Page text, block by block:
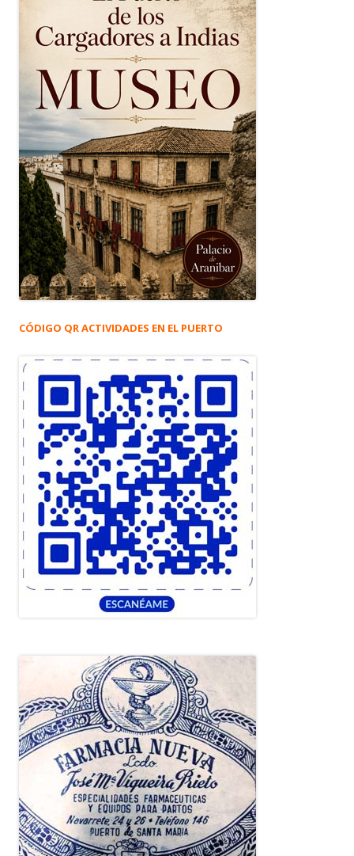
CÓDIGO QR ACTIVIDADES EN EL PUERTO